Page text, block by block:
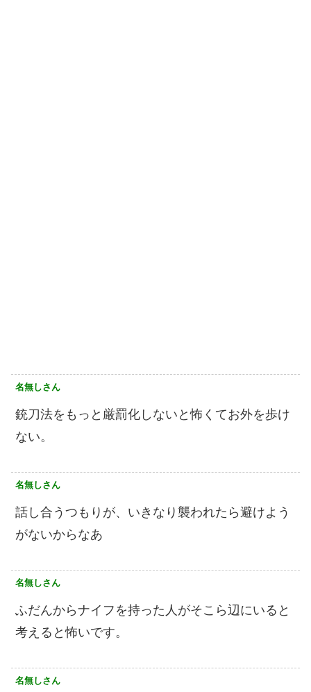
名無しさん
銃刀法をもっと厳罰化しないと怖くてお外を歩け
ない。
名無しさん
話し合うつもりが、いきなり襲われたら避けよう
がないからなあ
名無しさん
ふだんからナイフを持った人がそこら辺にいると
考えると怖いです。
名無しさん